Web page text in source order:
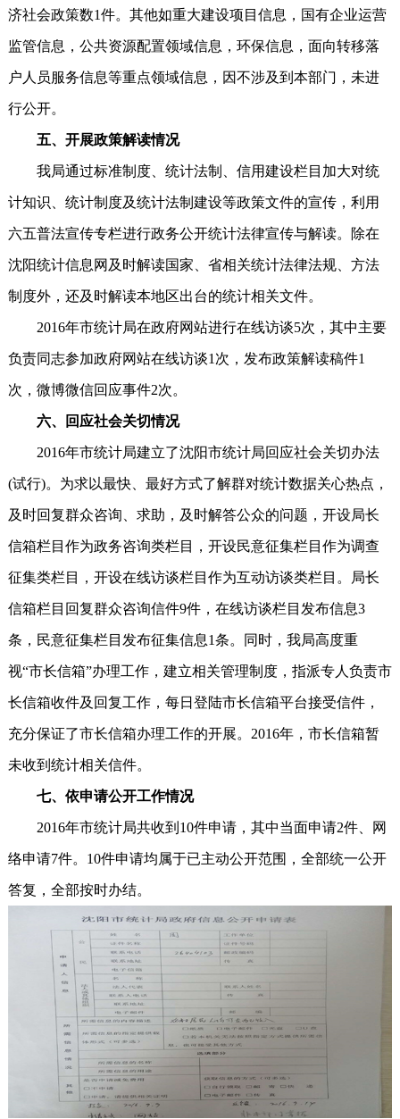
济社会政策数1件。其他如重大建设项目信息，国有企业运营
监管信息，公共资源配置领域信息，环保信息，面向转移落
户人员服务信息等重点领域信息，因不涉及到本部门，未进
行公开。
五、开展政策解读情况
我局通过标准制度、统计法制、信用建设栏目加大对统
计知识、统计制度及统计法制建设等政策文件的宣传，利用
六五普法宣传专栏进行政务公开统计法律宣传与解读。除在
沈阳统计信息网及时解读国家、省相关统计法律法规、方法
制度外，还及时解读本地区出台的统计相关文件。
2016年市统计局在政府网站进行在线访谈5次，其中主要
负责同志参加政府网站在线访谈1次，发布政策解读稿件1
次，微博微信回应事件2次。
六、回应社会关切情况
2016年市统计局建立了沈阳市统计局回应社会关切办法
(试行)。为求以最快、最好方式了解群对统计数据关心热点，
及时回复群众咨询、求助，及时解答公众的问题，开设局长
信箱栏目作为政务咨询类栏目，开设民意征集栏目作为调查
征集类栏目，开设在线访谈栏目作为互动访谈类栏目。局长
信箱栏目回复群众咨询信件9件，在线访谈栏目发布信息3
条，民意征集栏目发布征集信息1条。同时，我局高度重
视“市长信箱”办理工作，建立相关管理制度，指派专人负责市
长信箱收件及回复工作，每日登陆市长信箱平台接受信件，
充分保证了市长信箱办理工作的开展。2016年，市长信箱暂
未收到统计相关信件。
七、依申请公开工作情况
2016年市统计局共收到10件申请，其中当面申请2件、网
络申请7件。10件申请均属于已主动公开范围，全部统一公开
答复，全部按时办结。